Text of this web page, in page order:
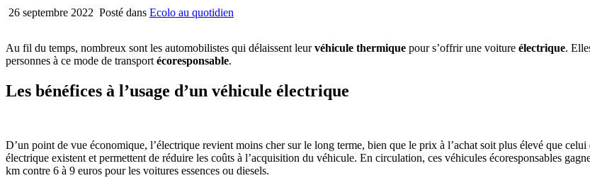
26 septembre 2022 Posté dans Ecolo au quotidien
Au fil du temps, nombreux sont les automobilistes qui délaissent leurvéhicule thermique pour s’offrir une voiture électrique.
personnes à ce mode de transport écoresponsable.
Les bénéfices à l’usage d’un véhicule électrique
D’un point de vue économique, l’électrique revient moins cher sur le long terme, bien que le prix à l’achat soit plus élevé que
électrique existent et permettent de réduire les coûts à l’acquisition du véhicule. En circulation, ces véhicules écoresponsables
km contre 6 à 9 euros pour les voitures essences ou diesels.